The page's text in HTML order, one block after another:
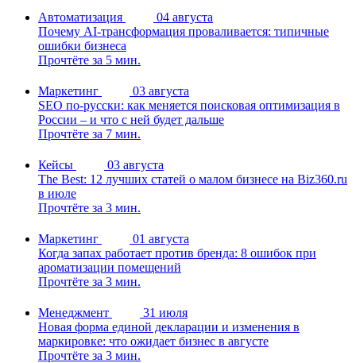
Автоматизация
04 августа
Почему AI-трансформация проваливается: типичные
ошибки бизнеса
Прочтёте за 5 мин.
Маркетинг
03 августа
SEO по-русски: как меняется поисковая оптимизация в
России – и что с ней будет дальше
Прочтёте за 7 мин.
Кейсы
03 августа
The Best: 12 лучших статей о малом бизнесе на Biz360.ru
в июле
Прочтёте за 3 мин.
Маркетинг
01 августа
Когда запах работает против бренда: 8 ошибок при
ароматизации помещений
Прочтёте за 3 мин.
Менеджмент
31 июля
Новая форма единой декларации и изменения в
маркировке: что ожидает бизнес в августе
Прочтёте за 3 мин.